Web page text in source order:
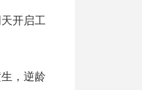
开启工
，逆龄